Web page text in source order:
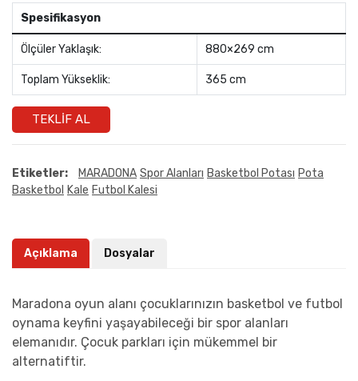
Spesifikasyon
Ölçüler Yaklaşık: 880×269 cm
Toplam Yükseklik: 365 cm
TEKLIF AL
Etiketler: MARADONA Spor Alanları Basketbol Potası Pota
Basketbol Kale Futbol Kalesi
Açıklama Dosyalar
Maradona oyun alanı çocuklarınızın basketbol ve futbol
oynama keyfini yaşayabileceği bir spor alanları
elemanıdır. Çocuk parkları için mükemmel bir
alternatiftir.